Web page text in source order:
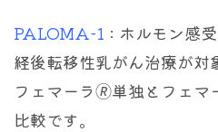
PALOMA-1 : ホルモン感
経後転移性乳がん治療が対
フェマーラ🄬単独とフェ
比較です。